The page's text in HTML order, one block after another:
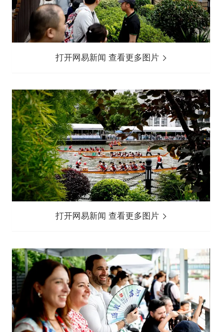
打开网易新闻 查看更多图片
打开网易新闻 查看更多图片